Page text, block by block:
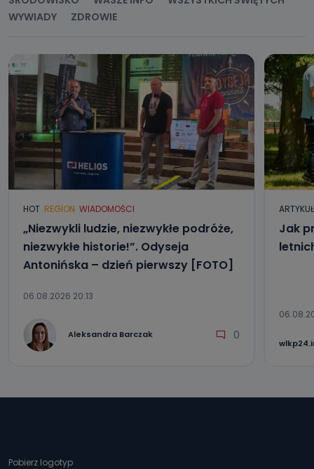
WYWIADY
ZDROWIE
HOT REGION WIADOMOŚCI
„Niezwykli ludzie, niezwykłe podróże,
niezwykłe historie!”. Odyseja
Antonińska – dzień pierwszy [FOTO]
06.08.2026 20:13
Aleksandra Barczak 0
Jak
Pobierz logotyp